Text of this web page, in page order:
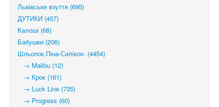
Львівське взуття (695)
ДУТИКИ (457)
Калоші (68)
Бабушки (206)
Шльопок.Піна-Силікон. (4454)
→ Malibu (12)
→ Крок (161)
→ Luck Line (735)
→ Progress (60)